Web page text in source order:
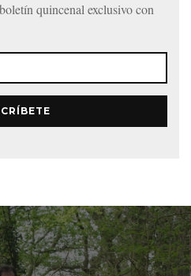
quincenal exclusivo con